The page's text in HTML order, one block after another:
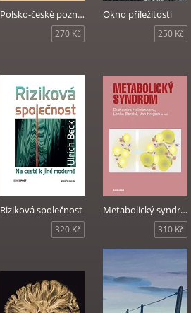
Polsko-české poznávání jako výměna hodnot
270 Kč
Okno příležitosti
250 Kč
Riziková společnost
320 Kč
Metabolický syndrom
310 Kč